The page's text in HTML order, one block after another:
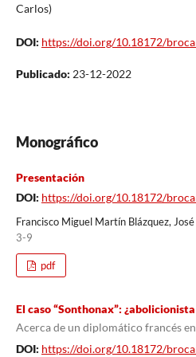
Carlos)
DOI: https://doi.org/10.18172/
Publicado: 23-12-2022
Monográfico
Presentación
DOI: https://doi.org/10.18172/
Francisco Miguel Martín Blázquez,
3-9
pdf
El caso “Sonthonax”:
Acerca de un diplomático francés
DOI: https://doi.org/10.18172/